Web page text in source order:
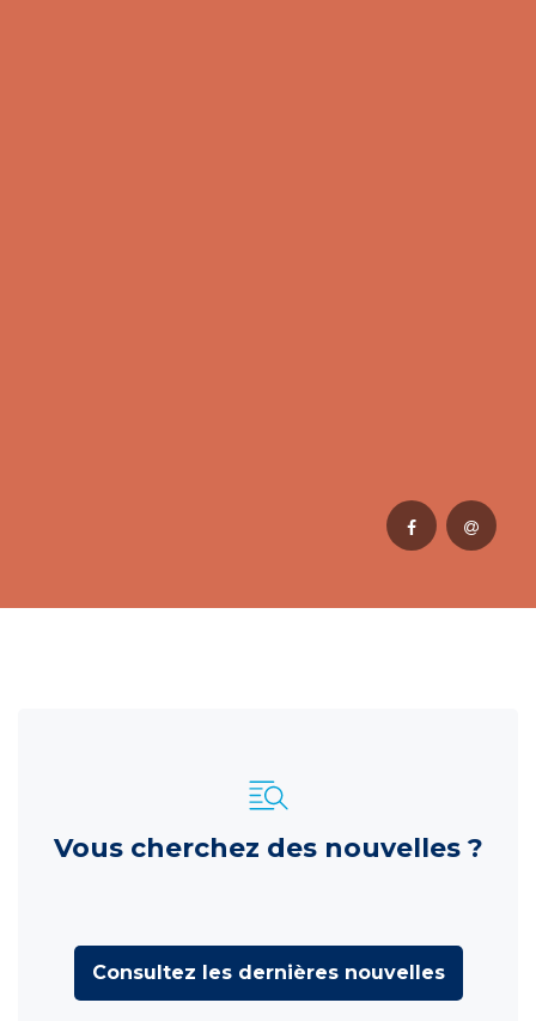
Vous cherchez des nouvelles ?
Consultez les dernières nouvelles